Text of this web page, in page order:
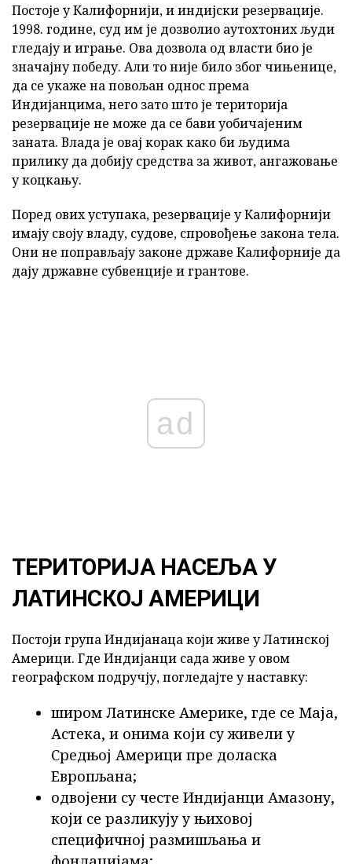
Постоје у Калифорнији, и индијски резервације.
1998. године, суд им је дозволио аутохтоних људи
гледају и играње. Ова дозвола од власти био је
значајну победу. Али то није било због чињенице,
да се укаже на повољан однос према
Индијанцима, него зато што је територија
резервације не може да се бави уобичајеним
заната. Влада је овај корак како би људима
прилику да добију средства за живот, ангажовање
у коцкању.
Поред ових уступака, резервације у Калифорнији
имају своју владу, судове, спровођење закона тела.
Они не поправљају законе државе Калифорније да
дају државне субвенције и грантове.
ad
ТЕРИТОРИЈА НАСЕЉА У
ЛАТИНСКОЈ АМЕРИЦИ
Постоји група Индијанаца који живе у Латинској
Америци. Где Индијанци сада живе у овом
географском подручју, погледајте у наставку:
широм Латинске Америке, где се Маја,
Астека, и онима који су живели у
Средњој Америци пре доласка
Европљана;
одвојени су честе Индијанци Амазону,
који се разликују у њиховој
специфичној размишљања и